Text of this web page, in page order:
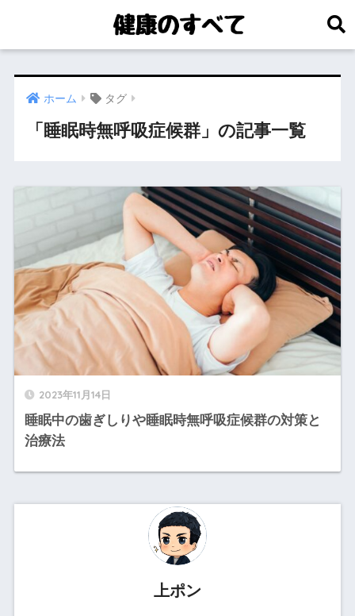
ホーム タグ
「睡眠時無呼吸症候群」の記事一覧
2023年11月14日
睡眠中の歯ぎしりや睡眠時無呼吸症候群の対策と
治療法
上ポン